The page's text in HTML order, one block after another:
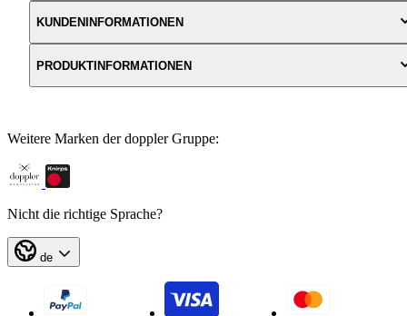
KUNDENINFORMATIONEN
PRODUKTINFORMATIONEN
Weitere Marken der doppler Gruppe:
Nicht die richtige Sprache?
de